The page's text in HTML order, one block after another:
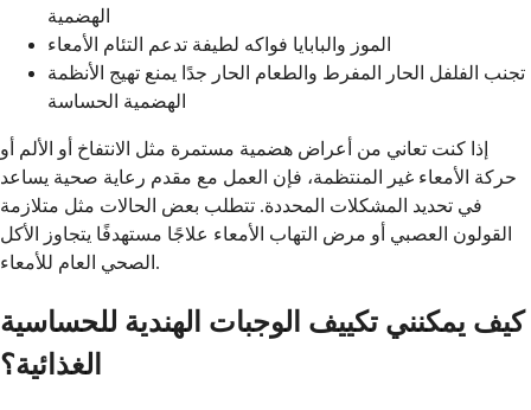
الهضمية
الموز والبابايا فواكه لطيفة تدعم التئام الأمعاء
تجنب الفلفل الحار المفرط والطعام الحار جدًا يمنع تهيج الأنظمة
الهضمية الحساسة
إذا كنت تعاني من أعراض هضمية مستمرة مثل الانتفاخ أو الألم أو
حركة الأمعاء غير المنتظمة، فإن العمل مع مقدم رعاية صحية يساعد
في تحديد المشكلات المحددة. تتطلب بعض الحالات مثل متلازمة
القولون العصبي أو مرض التهاب الأمعاء علاجًا مستهدفًا يتجاوز الأكل
الصحي العام للأمعاء.
كيف يمكنني تكييف الوجبات الهندية للحساسية
الغذائية؟